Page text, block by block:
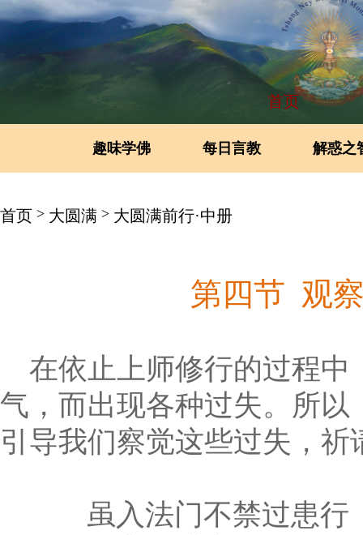
首页
趣味学佛 每日言教 解惑之
首页 > 大圆满 > 大圆满前行·中册
第四节 观
在依止上师修行的过程
气，而出现各种过失。所
引导我们察觉这些过失，祈
虽入法门不禁过患